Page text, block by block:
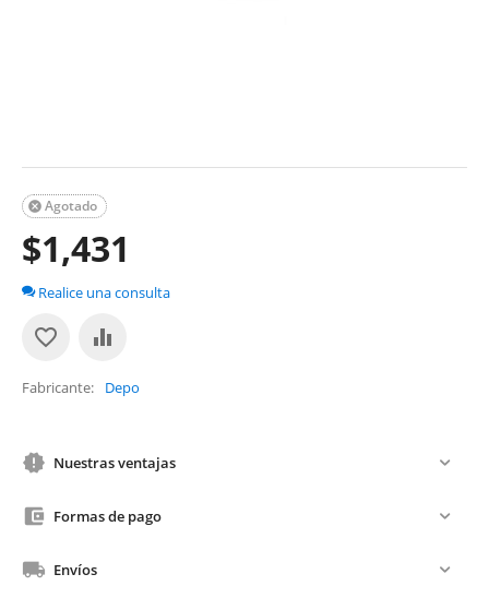
Agotado

$1,431
Realice una consulta
Fabricante Depo
Nuestras ventajas
Formas de pago
Envíos